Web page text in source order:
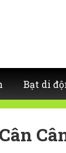
Bạt di